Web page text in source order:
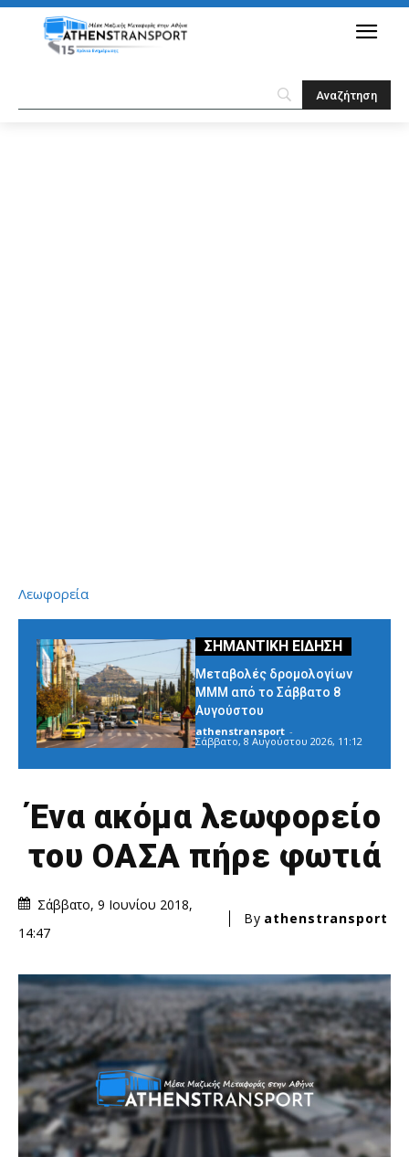
Λεωφορεία
Μεταβολές δρομολογίων
ΜΜΜ από το Σάββατο 8
Αυγούστου
athenstransport -
Σάββατο, 8 Αυγούστου 2026, 11:12
Ένα ακόμα λεωφορείο
του ΟΑΣΑ πήρε φωτιά
Σάββατο, 9 Ιουνίου 2018,
14:47
By athenstransport